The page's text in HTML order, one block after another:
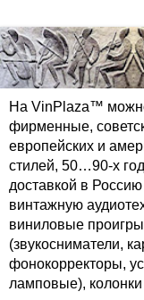
На VinPlaza™
фирменные,
европейских и
стилей, 50…90-х
доставкой в
винтажную
виниловые
(звукосниматели,
фонокорректоры,
ламповые),